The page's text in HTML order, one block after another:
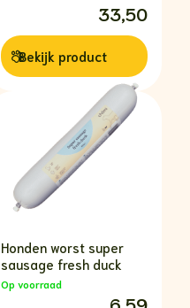
33,50
Bekijk product
Honden worst super
sausage fresh duck
Op voorraad